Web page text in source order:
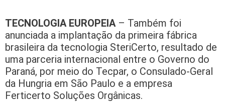
TECNOLOGIA EUROPEIA – Também foi
anunciada a implantação da primeira fábrica
brasileira da tecnologia SteriCerto, resultado de
uma parceria internacional entre o Governo do
Paraná, por meio do Tecpar, o Consulado-Geral
da Hungria em São Paulo e a empresa
Ferticerto Soluções Orgânicas.